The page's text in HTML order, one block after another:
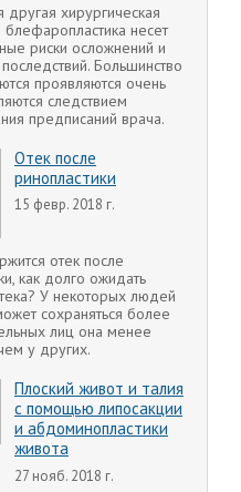
хирургическая
несет
риски осложнений и
Большинство
проявляются очень
следствием
предписаний врача.
Отек после
ринопластики
15 февр. 2018 г.
отек после
как долго ожидать
У некоторых людей
сохраняться более
лиц она менее
у других.
Плоский живот и талия
с помощью липосакции
и абдоминопластики
живота
27 нояб. 2018 г.